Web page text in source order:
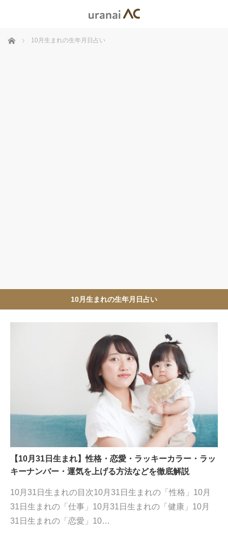
ホーム 10月生まれの生年月日占い
10月生まれの生年月日占い
【10月31日生まれ】性格・恋愛・ラッキーカラー・ラッ
キーナンバー・運気を上げる方法などを徹底解説
10月31日生まれの目次10月31日生まれの「性格」10月
31日生まれの「仕事」10月31日生まれの「健康」10月
31日生まれの「恋愛」10…